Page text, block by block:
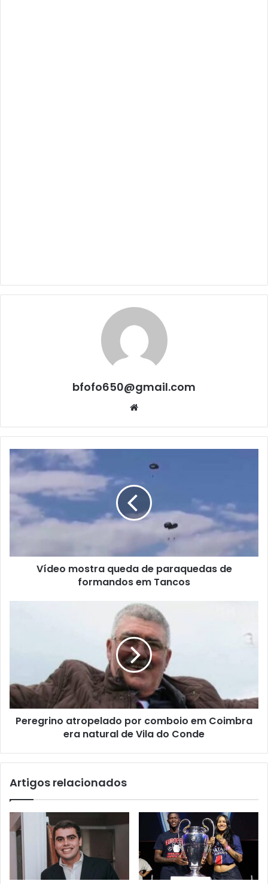
bfofo650@gmail.com
Website
Vídeo mostra queda de paraquedas de
formandos em Tancos
Peregrino atropelado por comboio em Coimbra
era natural de Vila do Conde
Artigos relacionados